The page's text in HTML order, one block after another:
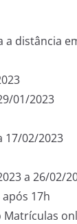
distância
01/2023
17/02/2023
a 26/02/
17h
Matrículas